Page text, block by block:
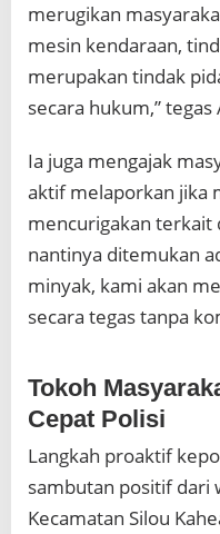
merugikan
mesin kendaraan,
merupakan tindak
secara hukum,” tegas
Ia juga mengajak
aktif melaporkan jika
mencurigakan terkait
nantinya ditemukan
minyak, kami akan
secara tegas tanpa
Tokoh
Cepat Polisi
Langkah proaktif
sambutan positif dari
Kecamatan Silou